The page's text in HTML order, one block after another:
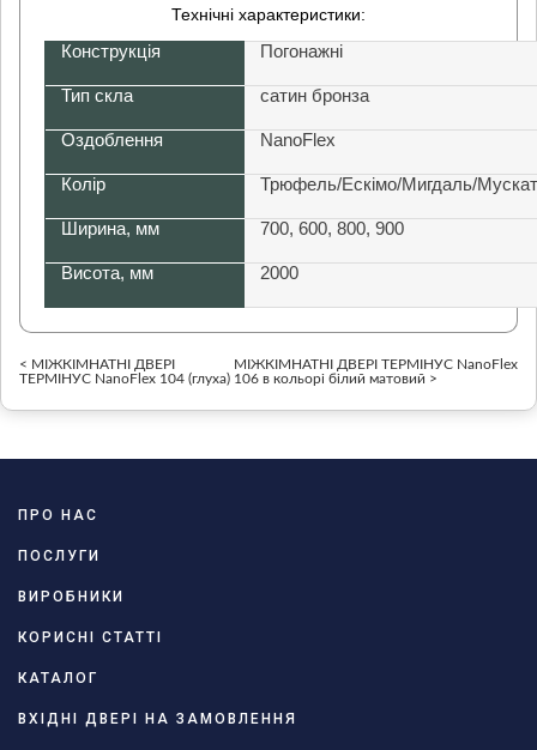
Технічні характеристики:
Конструкція Погонажні
Тип скла сатин бронза
Оздоблення NanoFlex
Колір Трюфель/Ескімо/Мигдаль/
Ширина, мм 700, 600, 800, 900
Висота, мм 2000
< МІЖКІМНАТНІ ДВЕРІ
ТЕРМІНУС NanoFlex 104 (глуха)
МІЖКІМНАТНІ ДВЕРІ ТЕРМІНУС NanoFlex
106 в кольорі білий матовий >
ПРО НАС
ПОСЛУГИ
ВИРОБНИКИ
КОРИСНІ СТАТТІ
КАТАЛОГ
ВХІДНІ ДВЕРІ НА ЗАМОВЛЕННЯ